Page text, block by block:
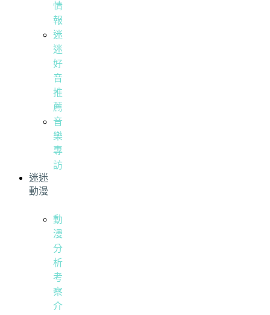
情
報
迷
迷
好
音
推
薦
音
樂
專
訪
迷迷
動漫
動
漫
分
析
考
察
介